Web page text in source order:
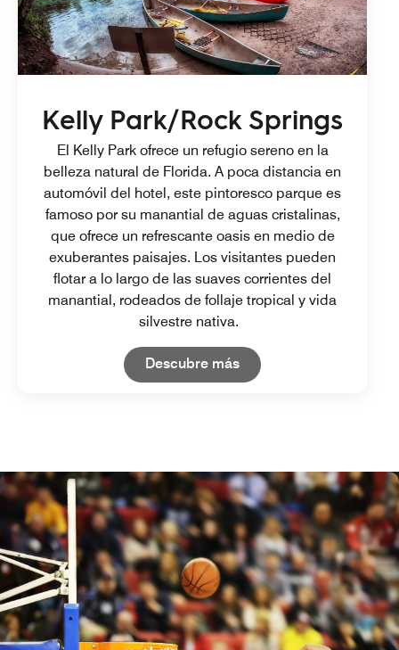
Kelly Park/Rock Springs
El Kelly Park ofrece un refugio sereno en la
belleza natural de Florida. A poca distancia en
automóvil del hotel, este pintoresco parque es
famoso por su manantial de aguas cristalinas,
que ofrece un refrescante oasis en medio de
exuberantes paisajes. Los visitantes pueden
flotar a lo largo de las suaves corrientes del
manantial, rodeados de follaje tropical y vida
silvestre nativa.
Descubre másOpen in New Tab